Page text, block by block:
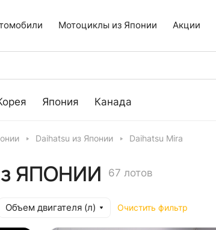
Мотоциклы из Японии Акции
Япония Канада
Daihatsu из Японии Daihatsu Mira
ЯПОНИИ 67 лотов
Объем двигателя (л) Очистить фильтр